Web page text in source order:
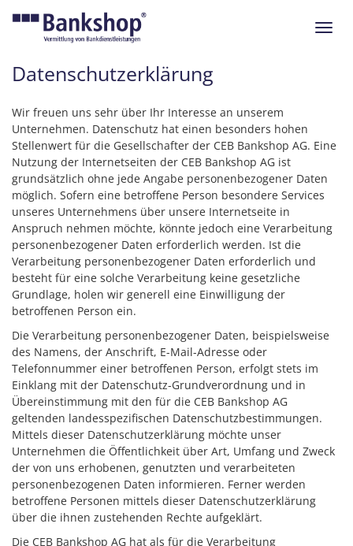
Datenschutzerklärung
Wir freuen uns sehr über Ihr Interesse an unserem
Unternehmen. Datenschutz hat einen besonders hohen
Stellenwert für die Gesellschafter der CEB Bankshop AG. Eine
Nutzung der Internetseiten der CEB Bankshop AG ist
grundsätzlich ohne jede Angabe personenbezogener Daten
möglich. Sofern eine betroffene Person besondere Services
unseres Unternehmens über unsere Internetseite in
Anspruch nehmen möchte, könnte jedoch eine Verarbeitung
personenbezogener Daten erforderlich werden. Ist die
Verarbeitung personenbezogener Daten erforderlich und
besteht für eine solche Verarbeitung keine gesetzliche
Grundlage, holen wir generell eine Einwilligung der
betroffenen Person ein.
Die Verarbeitung personenbezogener Daten, beispielsweise
des Namens, der Anschrift, E-Mail-Adresse oder
Telefonnummer einer betroffenen Person, erfolgt stets im
Einklang mit der Datenschutz-Grundverordnung und in
Übereinstimmung mit den für die CEB Bankshop AG
geltenden landesspezifischen Datenschutzbestimmungen.
Mittels dieser Datenschutzerklärung möchte unser
Unternehmen die Öffentlichkeit über Art, Umfang und Zweck
der von uns erhobenen, genutzten und verarbeiteten
personenbezogenen Daten informieren. Ferner werden
betroffene Personen mittels dieser Datenschutzerklärung
über die ihnen zustehenden Rechte aufgeklärt.
Die CEB Bankshop AG hat als für die Verarbeitung